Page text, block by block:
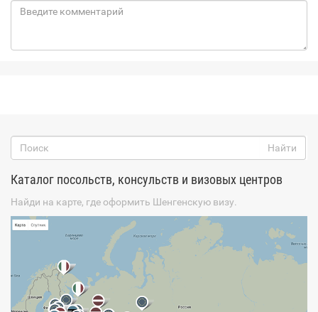
Каталог посольств, консульств и визовых центров
Найди на карте, где оформить Шенгенскую визу.